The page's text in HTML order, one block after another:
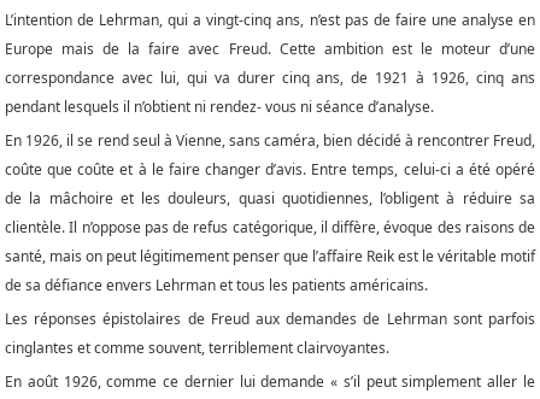
L’intention de Lehrman, qui a vingt-cinq ans, n’est pas de faire une analyse en
Europe mais de la faire avec Freud. Cette ambition est le moteur d’une
correspondance avec lui, qui va durer cinq ans, de 1921 à 1926, cinq ans
pendant lesquels il n’obtient ni rendez- vous ni séance d’analyse.
En 1926, il se rend seul à Vienne, sans caméra, bien décidé à rencontrer Freud,
coûte que coûte et à le faire changer d’avis. Entre temps, celui-ci a été opéré
de la mâchoire et les douleurs, quasi quotidiennes, l’obligent à réduire sa
clientèle. Il n’oppose pas de refus catégorique, il diffère, évoque des raisons de
santé, mais on peut légitimement penser que l’affaire Reik est le véritable motif
de sa défiance envers Lehrman et tous les patients américains.
Les réponses épistolaires de Freud aux demandes de Lehrman sont parfois
cinglantes et comme souvent, terriblement clairvoyantes.
En août 1926, comme ce dernier lui demande « s’il peut simplement aller le